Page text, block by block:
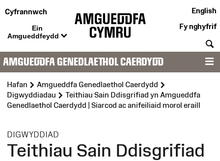
Cyfrannwch
Ein
Amgueddfeydd
English
Fy nghyfrif
AMGUEDDFA GENEDLAETHOL CAERDYDD
Hafan
Amgueddfa Genedlaethol Caerdydd
Digwyddiadau
Teithiau Sain Ddisgrifiad yn Amgueddfa
Genedlaethol Caerdydd | Siarcod ac anifeiliaid morol eraill
DIGWYDDIAD
Teithiau Sain Ddisgrifiad